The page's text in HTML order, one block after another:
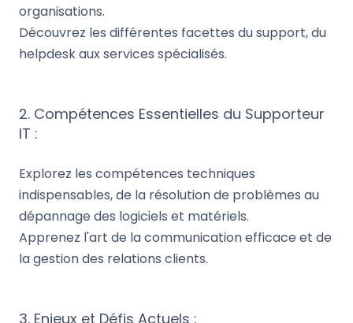
organisations.
Découvrez les différentes facettes du support, du
helpdesk aux services spécialisés.
2. Compétences Essentielles du Supporteur
IT :
Explorez les compétences techniques
indispensables, de la résolution de problèmes au
dépannage des logiciels et matériels.
Apprenez l'art de la communication efficace et de
la gestion des relations clients.
3. Enjeux et Défis Actuels :